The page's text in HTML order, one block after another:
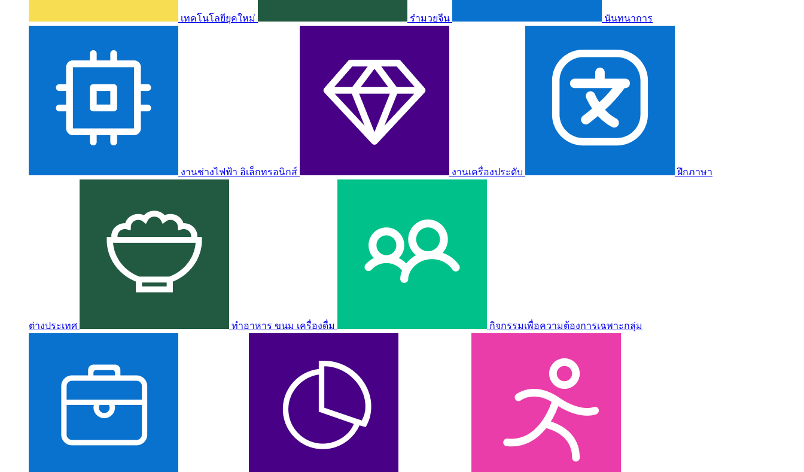
เทคโนโลยียุคใหม่ รำมวยจีน นันทนาการ
งานช่างไฟฟ้า อิเล็กทรอนิกส์ งานเครื่องประดับ ฝึกภาษา
ต่างประเทศ ทำอาหาร ขนม เครื่องดื่ม กิจกรรมเพื่อความต้องการเฉพาะกลุ่ม